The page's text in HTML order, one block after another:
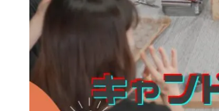
リユース食器
Happy Share Candle
ボランティア